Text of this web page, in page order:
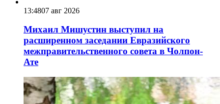
13:4807 авг 2026
Михаил Мишустин выступил на
расширенном заседании Евразийского
межправительственного совета в Чолпон-
Ате